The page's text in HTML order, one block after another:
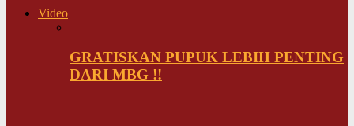
Video
GRATISKAN PUPUK LEBIH PENTING
DARI MBG !!